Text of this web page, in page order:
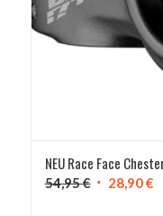
NEU Race Face
54,95€ 28,90€